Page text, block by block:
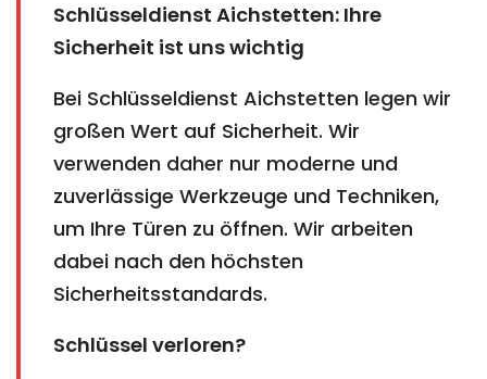
Schlüsseldienst Aichstetten: Ihre
Sicherheit ist uns wichtig
Bei Schlüsseldienst Aichstetten legen wir
großen Wert auf Sicherheit. Wir
verwenden daher nur moderne und
zuverlässige Werkzeuge und Techniken,
um Ihre Türen zu öffnen. Wir arbeiten
dabei nach den höchsten
Sicherheitsstandards.
Schlüssel verloren?